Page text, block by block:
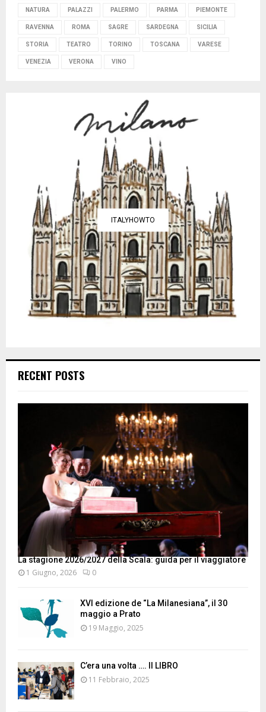
NATURA PALAZZI PALERMO PARMA PIEMONTE
RAVENNA ROMA SAGRE SARDEGNA SICILIA
STORIA TEATRO TORINO TOSCANA VARESE
VENEZIA VERONA VINO
ITALYHOWTO
RECENT POSTS
La stagione 2026/2027 della Scala: guida per il viaggiatore
1 Giugno, 2026 0
XVI edizione de “La Milanesiana”, il 30
maggio a Prato
19 Maggio, 2025
C’era una volta …. Il LIBRO
11 Febbraio, 2025